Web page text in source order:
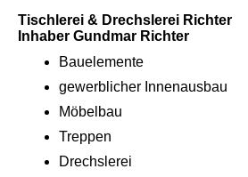
Tischlerei & Drechslerei Richter
Inhaber Gundmar Richter
Bauelemente
gewerblicher Innenausbau
Möbelbau
Treppen
Drechslerei